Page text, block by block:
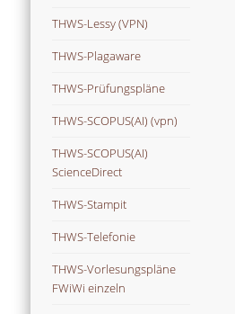
THWS-Lessy (VPN)
THWS-Plagaware
THWS-Prüfungspläne
THWS-SCOPUS(AI) (vpn)
THWS-SCOPUS(AI)
ScienceDirect
THWS-Stampit
THWS-Telefonie
THWS-Vorlesungspläne
FWiWi einzeln